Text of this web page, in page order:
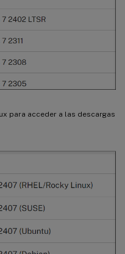
para acceder a las descargas